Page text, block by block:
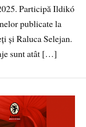
Participă Ildikó
publicate la
și Raluca Selejan.
sunt atât […]